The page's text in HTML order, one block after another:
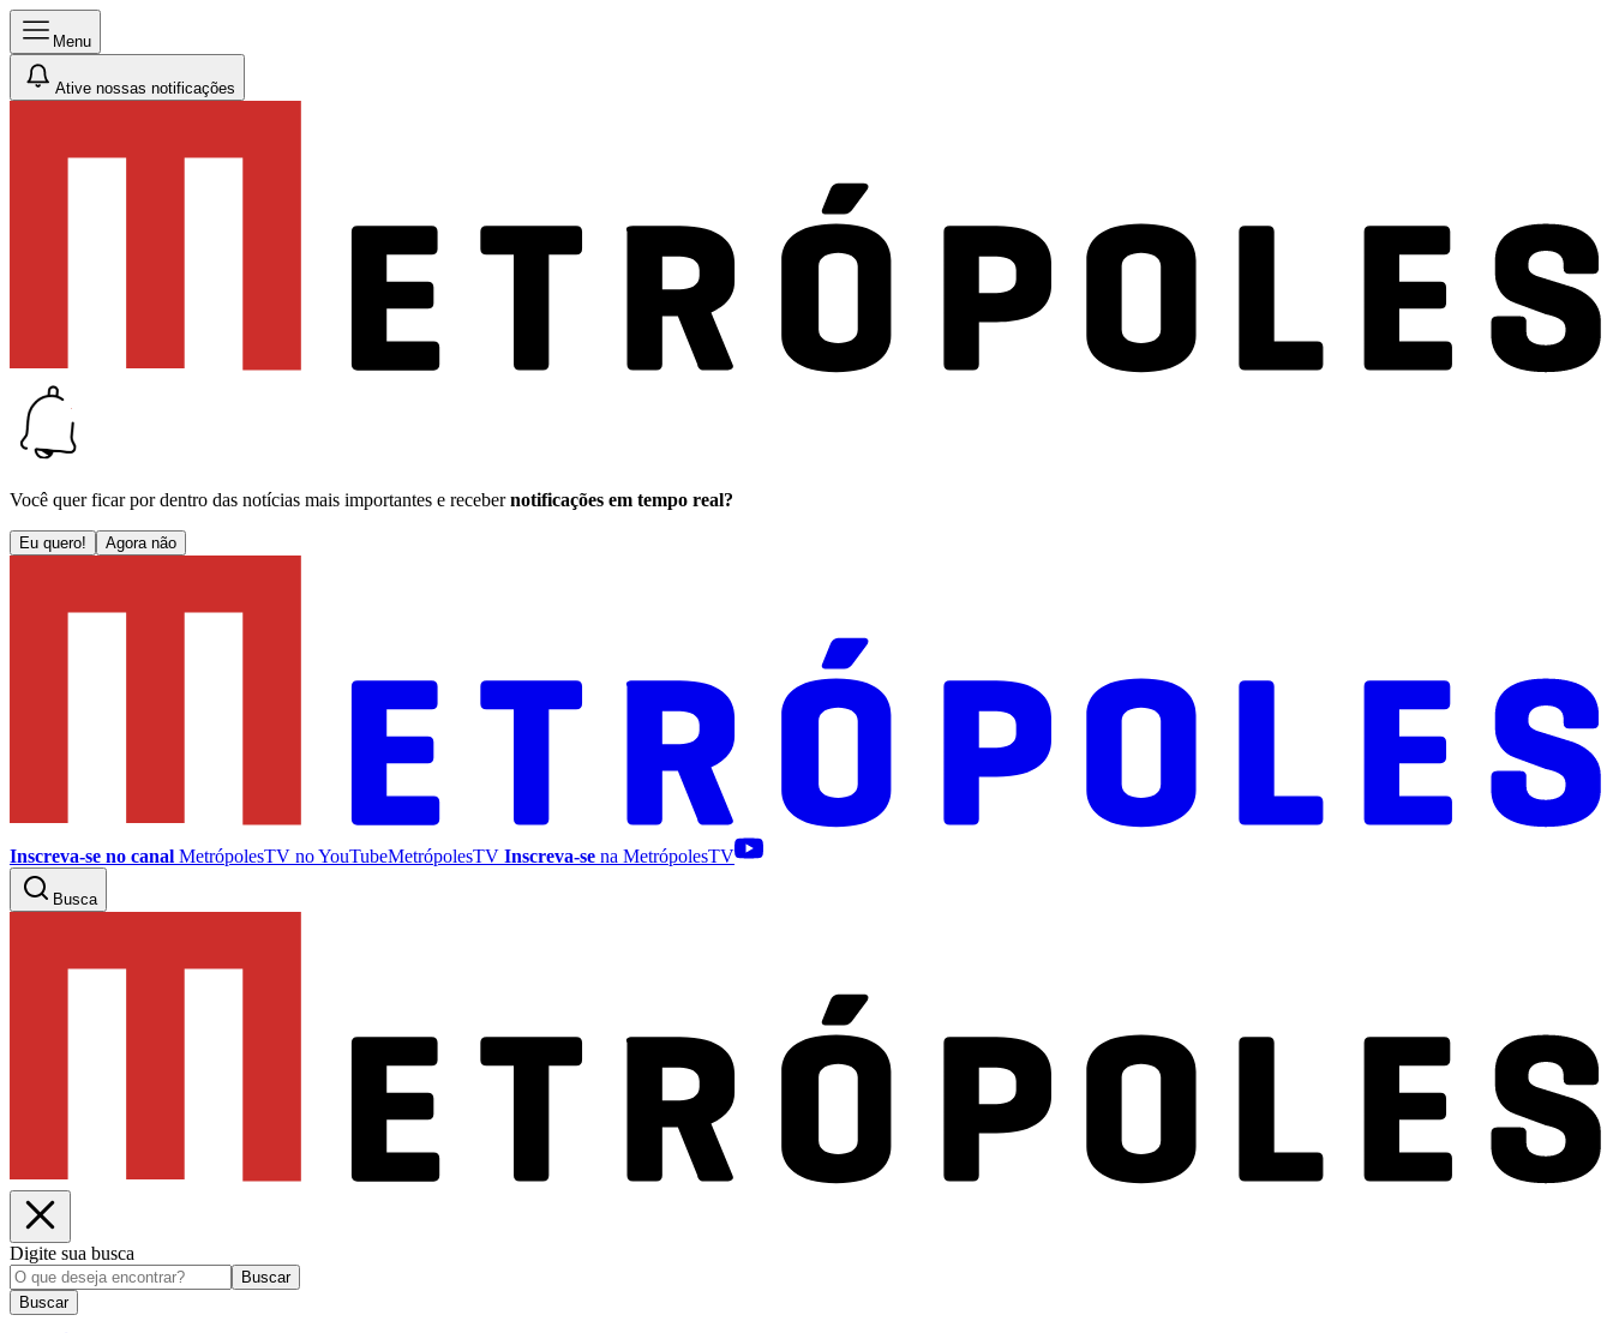
Menu
Ative nossas notificações
Você quer ficar por dentro das notícias mais importantes e receber notificações em tempo real?
Eu quero! Agora não
Inscreva-se no canal MetrópolesTV noYouTubeMetrópolesTV Inscreva-se na MetrópolesTV
Busca
Digite sua busca
Buscar
Buscar